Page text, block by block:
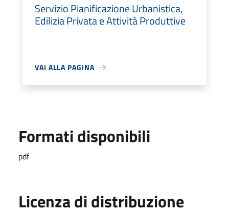
Servizio Pianificazione Urbanistica,
Edilizia Privata e Attività Produttive
VAI ALLA PAGINA
Formati disponibili
pdf
Licenza di distribuzione